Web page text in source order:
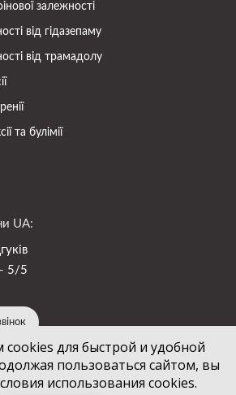
залежності
від гідазепаму
від трамадолу
та булімії
UA:
5/5
94-88
для быстрой и удобной
пользоваться сайтом, вы
использования cookies.